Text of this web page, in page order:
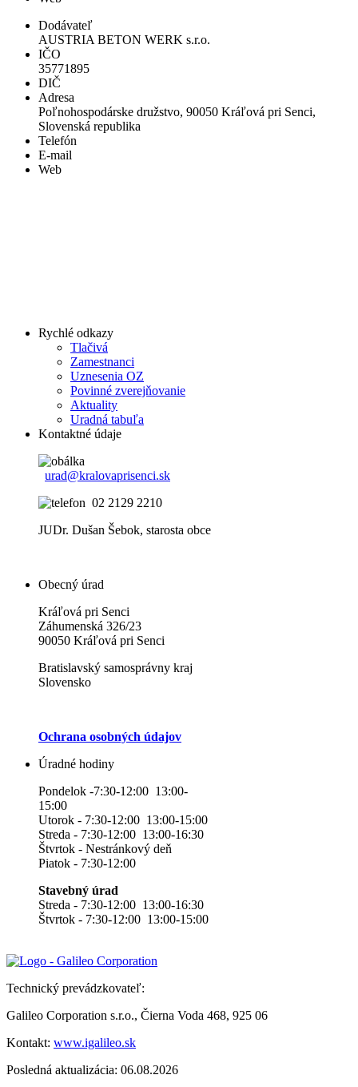
Dodávateľ
AUSTRIA BETON WERK s.r.o.
IČO
35771895
DIČ
Adresa
Poľnohospodárske družstvo, 90050 Kráľová pri Senci,
Slovenská republika
Telefón
E-mail
Web
Rychlé odkazy
Tlačivá
Zamestnanci
Uznesenia OZ
Povinné zverejňovanie
Aktuality
Uradná tabuľa
Kontaktné údaje
urad@kralovaprisenci.sk
02 2129 2210
JUDr. Dušan Šebok, starosta obce
Obecný úrad
Kráľová pri Senci
Záhumenská 326/23
90050 Kráľová pri Senci
Bratislavský samosprávny kraj
Slovensko
Ochrana osobných údajov
Úradné hodiny
Pondelok -7:30-12:00 13:00-
15:00
Utorok - 7:30-12:00 13:00-15:00
Streda - 7:30-12:00 13:00-16:30
Štvrtok - Nestránkový deň
Piatok - 7:30-12:00
Stavebný úrad
Streda - 7:30-12:00 13:00-16:30
Štvrtok - 7:30-12:00 13:00-15:00
Technický prevádzkovateľ:
Galileo Corporation s.r.o., Čierna Voda 468, 925 06
Kontakt: www.igalileo.sk
Posledná aktualizácia: 06.08.2026